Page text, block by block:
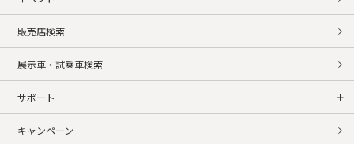
販売店検索
展示車・試乗車検索
サポート
キャンペーン